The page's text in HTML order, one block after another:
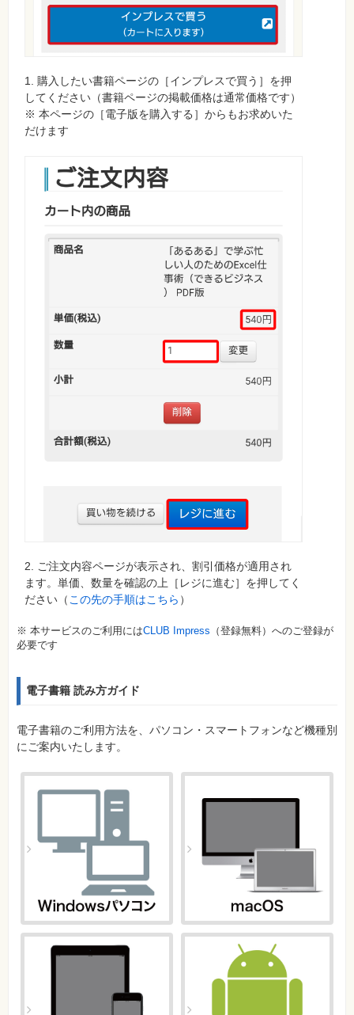
1. 購入したい書籍ページの［インプレスで買う］を押
してください（書籍ページの掲載価格は通常価格です）
※ 本ページの［電子版を購入する］からもお求めいた
だけます
2. ご注文内容ページが表示され、割引価格が適用され
ます。単価、数量を確認の上［レジに進む］を押してく
ださい（ この先の手順はこちら ）
※ 本サービスのご利用にはCLUB Impress （登録無料）へのご登録が
必要です
電子書籍 読み方ガイド
電子書籍のご利用方法を、パソコン・スマートフォンなど機種別
にご案内いたします。